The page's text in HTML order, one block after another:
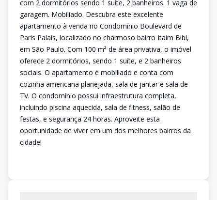
com 2 dormitórios sendo 1 suíte, 2 banheiros. 1 vaga de
garagem. Mobiliado. Descubra este excelente
apartamento à venda no Condomínio Boulevard de
Paris Palais, localizado no charmoso bairro Itaim Bibi,
em São Paulo. Com 100 m² de área privativa, o imóvel
oferece 2 dormitórios, sendo 1 suíte, e 2 banheiros
sociais. O apartamento é mobiliado e conta com
cozinha americana planejada, sala de jantar e sala de
TV. O condomínio possui infraestrutura completa,
incluindo piscina aquecida, sala de fitness, salão de
festas, e segurança 24 horas. Aproveite esta
oportunidade de viver em um dos melhores bairros da
cidade!